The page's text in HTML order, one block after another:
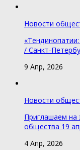
Новости
/ Санкт-
9 Апр, 2026
Новости
Приглашаем на
общества 19
4 Апр, 2026